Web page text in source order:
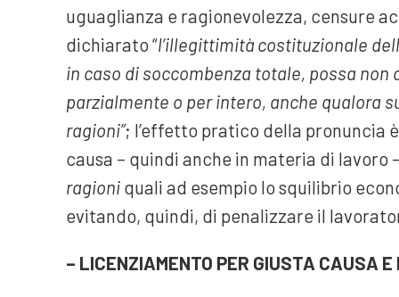
uguaglianza e ragionevolezza, censure
dichiarato “l’illegittimità costituzionale
in caso di soccombenza totale, possa
parzialmente o per intero, anche qualora
ragioni”; l’effetto pratico della pronuncia
causa – quindi anche in materia di
ragioni quali ad esempio lo squilibrio
evitando, quindi, di penalizzare il
– LICENZIAMENTO PER GIUSTA CAUSA